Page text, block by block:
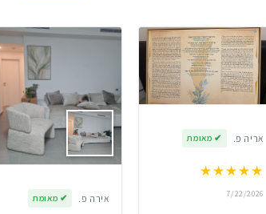
אריה פ. ✔ מאומת
★★★★★
7/22/2026 אירה פ. ✔ מאומת